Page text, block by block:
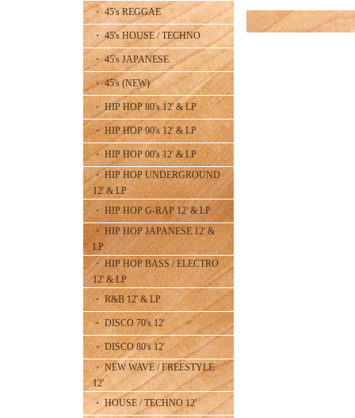
・ 45's REGGAE
・ 45's HOUSE / TECHNO
・ 45's JAPANESE
・ 45's (NEW)
・ HIP HOP 80's 12' & LP
・ HIP HOP 90's 12' & LP
・ HIP HOP 00's 12' & LP
・ HIP HOP UNDERGROUND
12' & LP
・ HIP HOP G-RAP 12' & LP
・ HIP HOP JAPANESE 12' &
LP
・ HIP HOP BASS / ELECTRO
12' & LP
・ R&B 12' & LP
・ DISCO 70's 12'
・ DISCO 80's 12'
・ NEW WAVE / FREESTYLE
12'
・ HOUSE / TECHNO 12'